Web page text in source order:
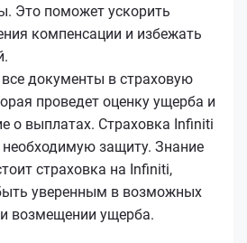
Это поможет ускорить
компенсации и избежать
документы в страховую
проведет оценку ущерба и
о выплатах. Страховка Infiniti
защиту. Знание
страховка на Infiniti,
уверенным в возможных
возмещении ущерба.